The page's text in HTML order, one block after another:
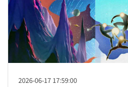
2026-06-17 17:59:00